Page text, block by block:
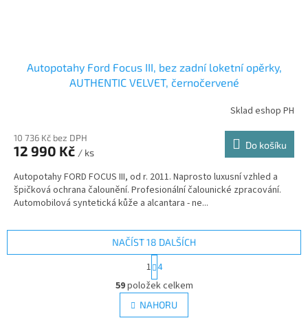
Autopotahy Ford Focus III, bez zadní loketní opěrky,
AUTHENTIC VELVET, černočervené
Sklad eshop PH
10 736 Kč bez DPH
12 990 Kč / ks
Do košíku
Autopotahy FORD FOCUS III, od r. 2011. Naprosto luxusní vzhled a
špičková ochrana čalounění. Profesionální čalounické zpracování.
Automobilová syntetická kůže a alcantara - ne...
O
v
l
á
NAČÍST 18 DALŠÍCH
S
t
r
á
n
k
1 4
59položek celkem
NAHORU